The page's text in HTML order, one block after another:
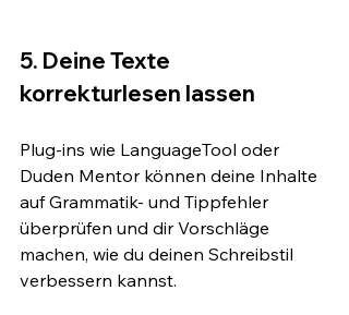
5. Deine Texte
korrekturlesen lassen
Plug-ins wie LanguageTool oder
Duden Mentor können deine Inhalte
auf Grammatik- und Tippfehler
überprüfen und dir Vorschläge
machen, wie du deinen Schreibstil
verbessern kannst.